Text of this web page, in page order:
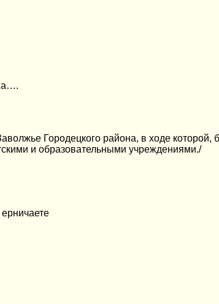
Городецкого района, в ходе
и образовательными учреждениями./